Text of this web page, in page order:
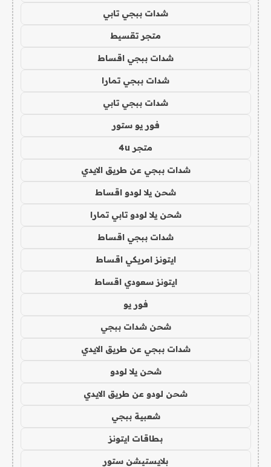
شدات ببجي تابي
متجر تقسيط
شدات ببجي اقساط
شدات ببجي تمارا
شدات ببجي تابي
فور يو ستور
متجر 4u
شدات ببجي عن طريق الايدي
شحن يلا لودو اقساط
شحن يلا لودو تابي تمارا
شدات ببجي اقساط
ايتونز امريكي اقساط
ايتونز سعودي اقساط
فور يو
شحن شدات ببجي
شدات ببجي عن طريق الايدي
شحن يلا لودو
شحن لودو عن طريق الايدي
شعبية ببجي
بطاقات ايتونز
بلايستيشن ستور